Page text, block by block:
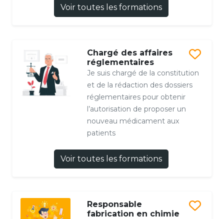
Voir toutes les formations
Chargé des affaires
réglementaires
Je suis chargé de la constitution
et de la rédaction des dossiers
réglementaires pour obtenir
l’autorisation de proposer un
nouveau médicament aux
patients
Voir toutes les formations
Responsable
fabrication en chimie